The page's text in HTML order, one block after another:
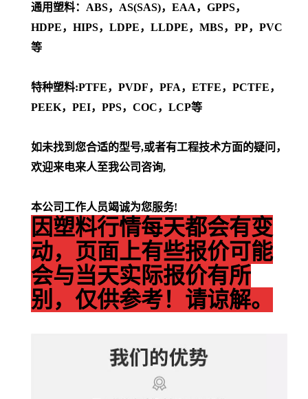
通用塑料：ABS，AS(SAS)，EAA，GPPS，
HDPE，HIPS，LDPE，LLDPE，MBS，PP，PVC
等
特种塑料:PTFE，PVDF，PFA，ETFE，PCTFE，
PEEK，PEI，PPS，COC，LCP等
如未找到您合适的型号,或者有工程技术方面的疑问，
欢迎来电来人至我公司咨询,
本公司工作人员竭诚为您服务!
因塑料行情每天都会有变
动，页面上有些报价可能
会与当天实际报价有所
别，仅供参考！请谅解。